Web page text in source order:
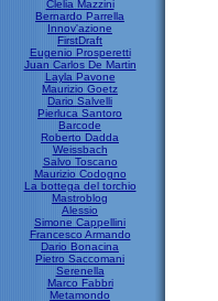
Clelia Mazzini
Bernardo Parrella
Innov'azione
FirstDraft
Eugenio Prosperetti
Juan Carlos De Martin
Layla Pavone
Maurizio Goetz
Dario Salvelli
Pierluca Santoro
Barcode
Roberto Dadda
Weissbach
Salvo Toscano
Maurizio Codogno
La bottega del torchio
Mastroblog
Alessio
Simone Cappellini
Francesco Armando
Dario Bonacina
Pietro Saccomani
Serenella
Marco Fabbri
Metamondo